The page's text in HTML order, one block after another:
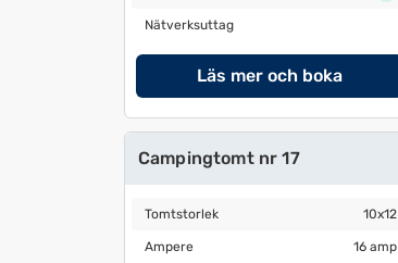
Nätverksuttag
Nätverksuttag
Läs mer och boka
Campingtomt nr 17
Tomtstorlek
Tomtstorlek 10x12
Ampere 16 amp
Ampere 16 amp